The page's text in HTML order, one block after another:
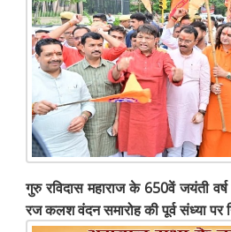
गुरु रविदास महाराज के 650वें जयंती
रज कलश वंदन समारोह की पूर्व संध्या पर